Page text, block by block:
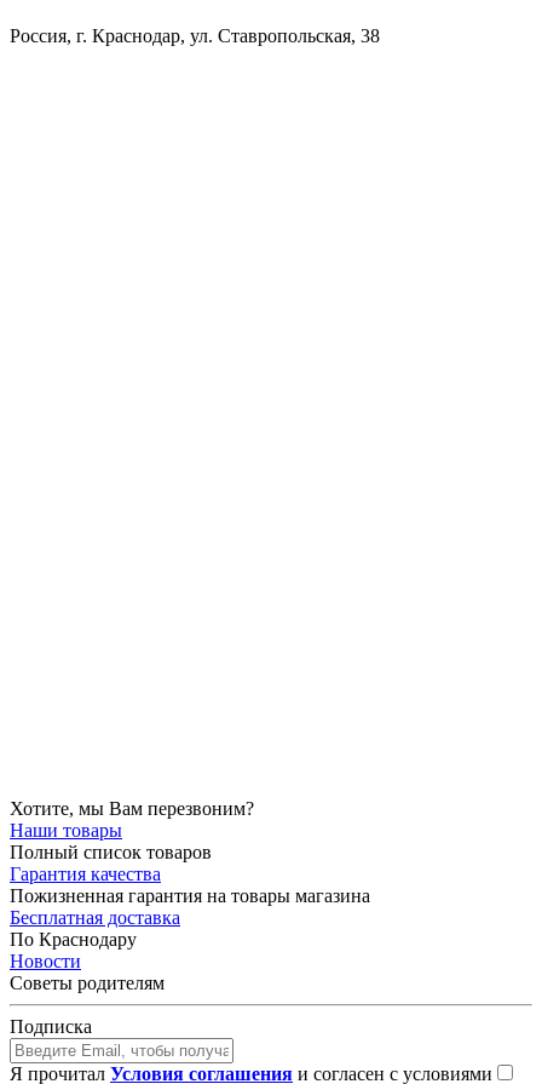
Россия, г. Краснодар, ул. Ставропольская, 38
Хотите, мы Вам перезвоним?
Наши товары
Полный список товаров
Гарантия качества
Пожизненная гарантия на товары магазина
Бесплатная доставка
По Краснодару
Новости
Советы родителям
Подписка
Я прочитал Условия соглашения и согласен с условиями